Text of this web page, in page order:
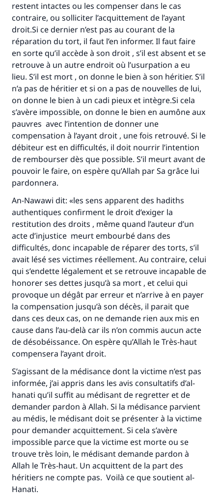
restent intactes ou les compenser dans le cas
contraire, ou solliciter l’acquittement de l’ayant
droit.Si ce dernier n’est pas au courant de la
réparation du tort, il faut l’en informer. Il faut faire
en sorte qu’il accède à son droit , s’il est absent et se
retrouve à un autre endroit où l’usurpation a eu
lieu. S’il est mort , on donne le bien à son héritier. S’il
n’a pas de héritier et si on a pas de nouvelles de lui,
on donne le bien à un cadi pieux et intègre.Si cela
s’avère impossible, on donne le bien en aumône aux
pauvres avec l’intention de donner une
compensation à l’ayant droit , une fois retrouvé. Si le
débiteur est en difficultés, il doit nourrir l’intention
de rembourser dès que possible. S’il meurt avant de
pouvoir le faire, on espère qu’Allah par Sa grâce lui
pardonnera.
An-Nawawi dit: «les sens apparent des hadiths
authentiques confirment le droit d’exiger la
restitution des droits , même quand l’auteur d’un
acte d’injustice meurt embourbé dans des
difficultés, donc incapable de réparer des torts, s’il
avait lésé ses victimes réellement. Au contraire, celui
qui s’endette légalement et se retrouve incapable de
honorer ses dettes jusqu’à sa mort , et celui qui
provoque un dégât par erreur et n’arrive à en payer
la compensation jusqu’à son décès, il parait que
dans ces deux cas, on ne demande rien aux mis en
cause dans l’au-delà car ils n’on commis aucun acte
de désobéissance. On espère qu’Allah le Très-haut
compensera l’ayant droit.
S’agissant de la médisance dont la victime n’est pas
informée, j’ai appris dans les avis consultatifs d’al-
hanati qu’il suffit au médisant de regretter et de
demander pardon à Allah. Si la médisance parvient
au médis, le médisant doit se présenter à la victime
pour demander acquittement. Si cela s’avère
impossible parce que la victime est morte ou se
trouve très loin, le médisant demande pardon à
Allah le Très-haut. Un acquittent de la part des
héritiers ne compte pas. Voilà ce que soutient al-
Hanati.
Faites une différence dans la vie de
millions de personnes grâce à votre
contribution
Aidez nous à apporter des réponses.
Le Messager d'Allah (Paix sur lui) a dit:
"Celui qui indique une bonne action obtient la
même récompense que celui qui le fait."
(MOUSLIM 1893)
Soutenez IslamQA